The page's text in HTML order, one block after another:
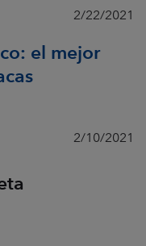
2/22/2021
el mejor
2/10/2021